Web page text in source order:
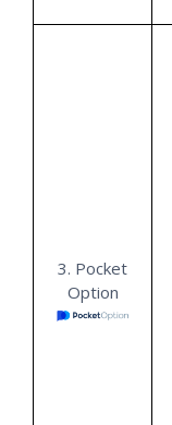
3. Pocket
Option